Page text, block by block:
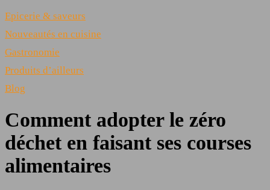
Epicerie & saveurs
Nouveautés en cuisine
Gastronomie
Produits d’ailleurs
Blog
Comment adopter le zéro
déchet en faisant ses courses
alimentaires